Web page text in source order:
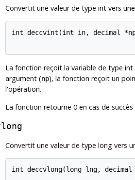
Convertit une valeur de type int vers
int deccvint(int in, decimal
La fonction reçoit la variable de type
argument (np), la fonction reçoit un
l'opération.
La fonction retourne 0 en cas de
Convertit une valeur de type long vers
int deccvlong(long lng,